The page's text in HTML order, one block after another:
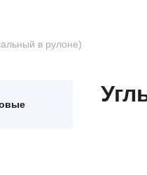
в рулоне)